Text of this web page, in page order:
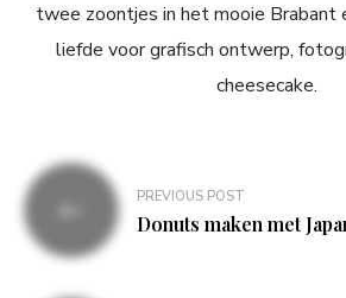
twee zoontjes in het mooie Brabant
liefde voor grafisch ontwerp,
cheesecake.
Bericht
navigatie
PREVIOUS POST
Donuts maken met